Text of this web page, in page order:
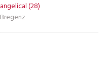
angelical (28)
Bregenz